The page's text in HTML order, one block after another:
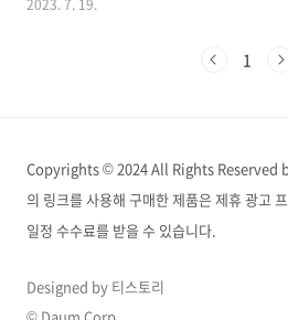
지역 선포 긴급 복구 지원을 위한 대통령령
생하여 국가의 ..
2023. 7. 19.
1
Copyrights © 2024 All Rights Reserved
의 링크를 사용해 구매한 제품은 제휴 광고
일정 수수료를 받을 수 있습니다.
Designed by 티스토리